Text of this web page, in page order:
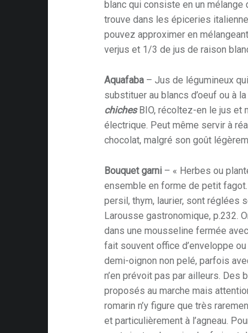
blanc qui consiste en un
trouve dans les épiceries
pouvez approximer en
verjus et 1/3 de jus de raison
Aquafaba – Jus de légumineux
substituer au blancs d’oeuf ou à
chichesBIO, récoltez-en le jus et
électrique. Peut même servir à
chocolat, malgré son goût
Bouquet garni – « Herbes ou
ensemble en forme de petit
persil, thym, laurier, sont réglées
Larousse gastronomique, p.232.
dans une mousseline fermée
fait souvent office d’enveloppe ou
demi-oignon non pelé, parfois
n’en prévoit pas par ailleurs. Des
proposés au marche mais
romarin n’y figure que très
et particulièrement à l’agneau.